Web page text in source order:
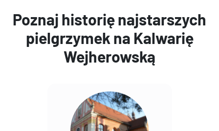
Poznaj historię najstarszych
pielgrzymek na Kalwarię
Wejherowską